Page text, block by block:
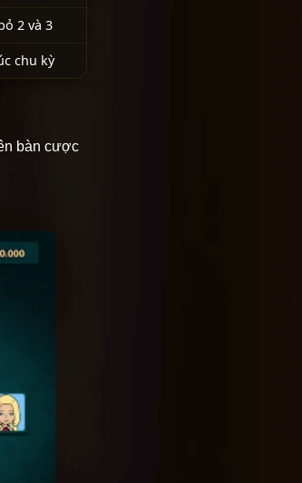
2 và 3
chu kỳ
bàn cược